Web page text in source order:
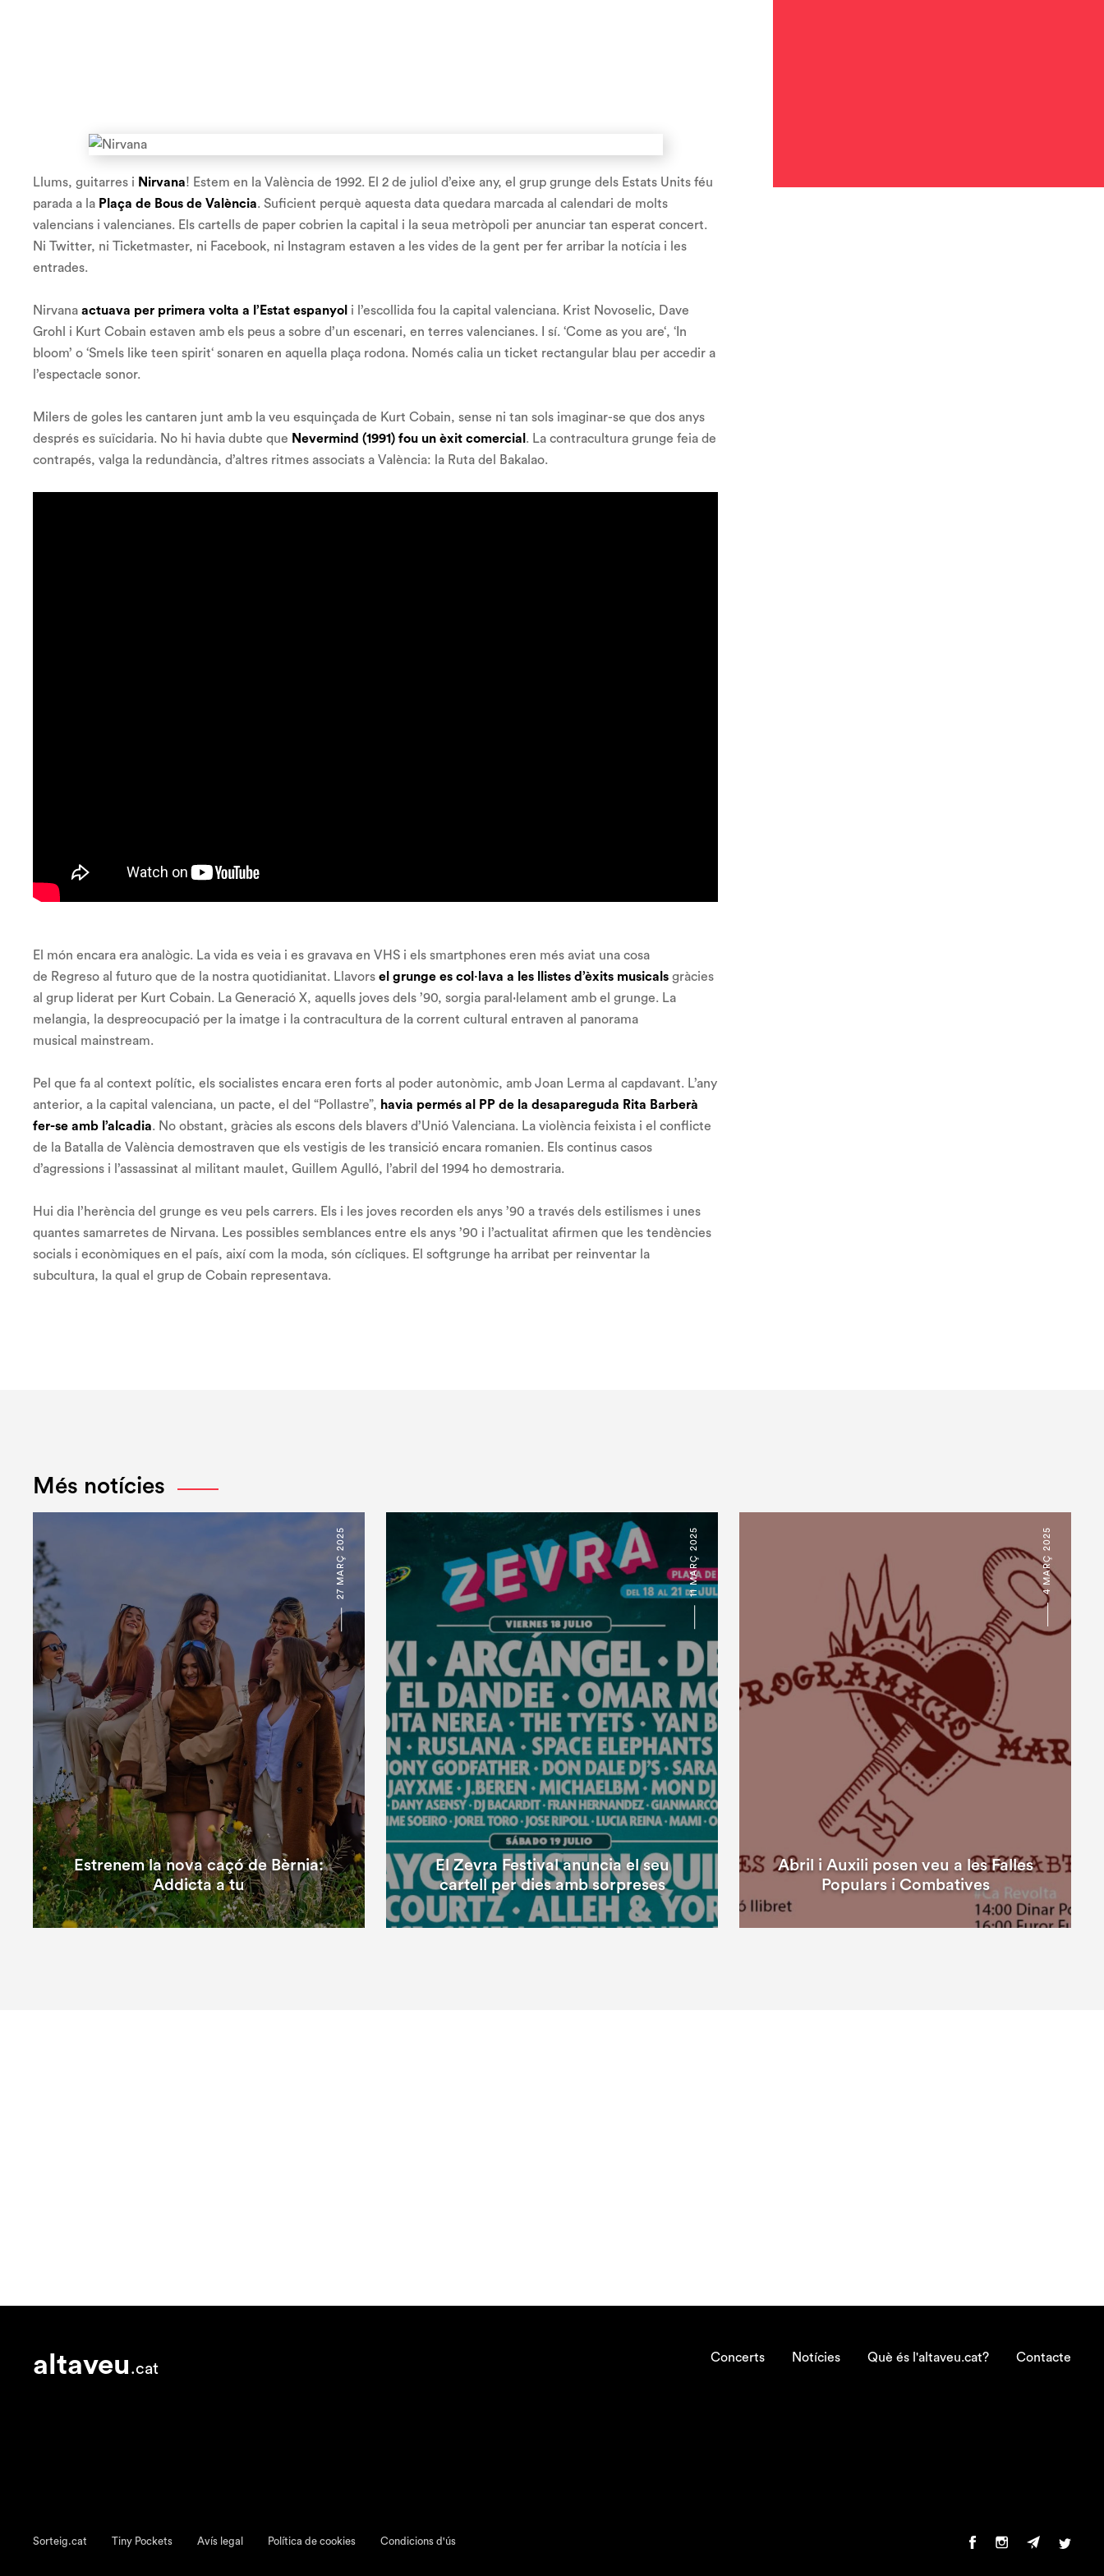
Llums, guitarres i Nirvana! Estem en la València de 1992. El 2 de juliol d’eixe any, el grup grunge dels Estats Units féu
parada a la Plaça de Bous de València. Suficient perquè aquesta data quedara marcada al calendari de molts
valencians i valencianes. Els cartells de paper cobrien la capital i la seua metròpoli per anunciar tan esperat concert.
Ni Twitter, ni Ticketmaster, ni Facebook, ni Instagram estaven a les vides de la gent per fer arribar la notícia i les
entrades.
Nirvana actuava per primera volta a l’Estat espanyol i l’escollida fou la capital valenciana. Krist Novoselic, Dave
Grohl i Kurt Cobain estaven amb els peus a sobre d’un escenari, en terres valencianes. I sí. ‘Come as you are‘, ‘ In
bloom’ o ‘Smels like teen spirit‘ sonaren en aquella plaça rodona. Només calia un ticket rectangular blau per accedir a
l’espectacle sonor.
Milers de goles les cantaren junt amb la veu esquinçada de Kurt Cobain, sense ni tan sols imaginar-se que dos anys
després es suïcidaria. No hi havia dubte que Nevermind (1991) fou un èxit comercial . La contracultura grunge feia de
contrapés, valga la redundància, d’altres ritmes associats a València: la Ruta del Bakalao.
El món encara era analògic. La vida es veia i es gravava en VHS i els smartphones eren més aviat una cosa
de Regreso al futuro que de la nostra quotidianitat. Llavors el grunge es col·lava a les llistes d’èxits musicals gràcies
al grup liderat per Kurt Cobain. La Generació X, aquells joves dels ’90, sorgia paral·lelament amb el grunge. La
melangia, la despreocupació per la imatge i la contracultura de la corrent cultural entraven al panorama
musical mainstream.
Pel que fa al context polític, els socialistes encara eren forts al poder autonòmic, amb Joan Lerma al capdavant. L’any
anterior, a la capital valenciana, un pacte, el del “Pollastre”, havia permés al PP de la desapareguda Rita Barberà
fer-se amb l’alcadia. No obstant, gràcies als escons dels blavers d’Unió Valenciana. La violència feixista i el conflicte
de la Batalla de València demostraven que els vestigis de les transició encara romanien. Els continus casos
d’agressions i l’assassinat al militant maulet, Guillem Agulló, l’abril del 1994 ho demostraria.
Hui dia l’herència del grunge es veu pels carrers. Els i les joves recorden els anys ’90 a través dels estilismes i unes
quantes samarretes de Nirvana. Les possibles semblances entre els anys ’90 i l’actualitat afirmen que les tendències
socials i econòmiques en el país, així com la moda, són cícliques. El softgrunge ha arribat per reinventar la
subcultura, la qual el grup de Cobain representava.
Més notícies
Estrenem la nova caçó de Bèrnia:
Addicta a tu
27 MARÇ 2025
El Zevra Festival anuncia el seu
cartell per dies amb sorpreses
11 MARÇ 2025
Abril i Auxili posen veu a les Falles
Populars i Combatives
4 MARÇ 2025
altaveu .cat
Concerts Notícies Què és l'altaveu.cat? Contacte
Sorteig.cat Tiny Pockets Avís legal Política de cookies Condicions d'ús